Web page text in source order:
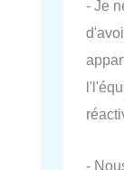
- Je
-